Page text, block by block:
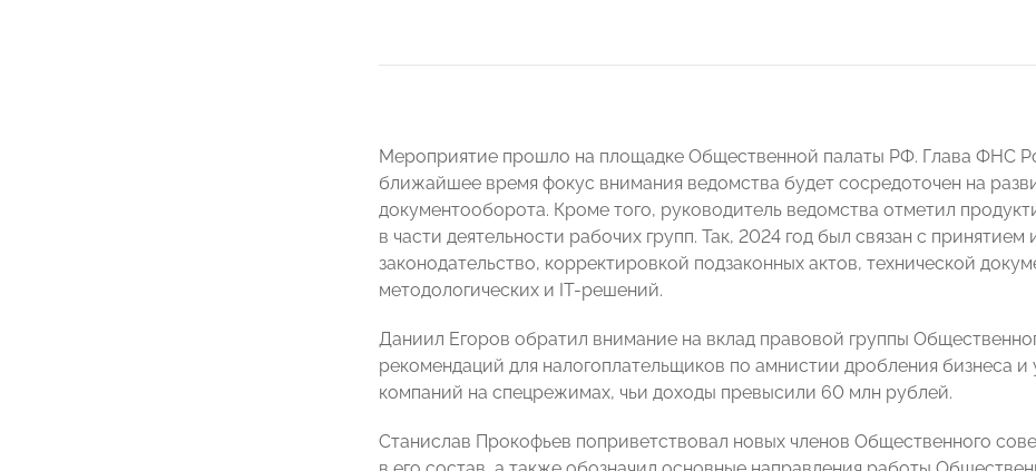
Мероприятие прошло на площадке Общественной палаты РФ. Глава ФНС
ближайшее время фокус внимания ведомства будет сосредоточен на
документооборота. Кроме того, руководитель ведомства отметил
в части деятельности рабочих групп. Так, 2024 год был связан с
законодательство, корректировкой подзаконных актов, технической
методологических и IT-решений.
Даниил Егоров обратил внимание на вклад правовой группы
рекомендаций для налогоплательщиков по амнистии дробления бизнеса
компаний на спецрежимах, чьи доходы превысили 60 млн рублей.
Станислав Прокофьев поприветствовал новых членов Общественного